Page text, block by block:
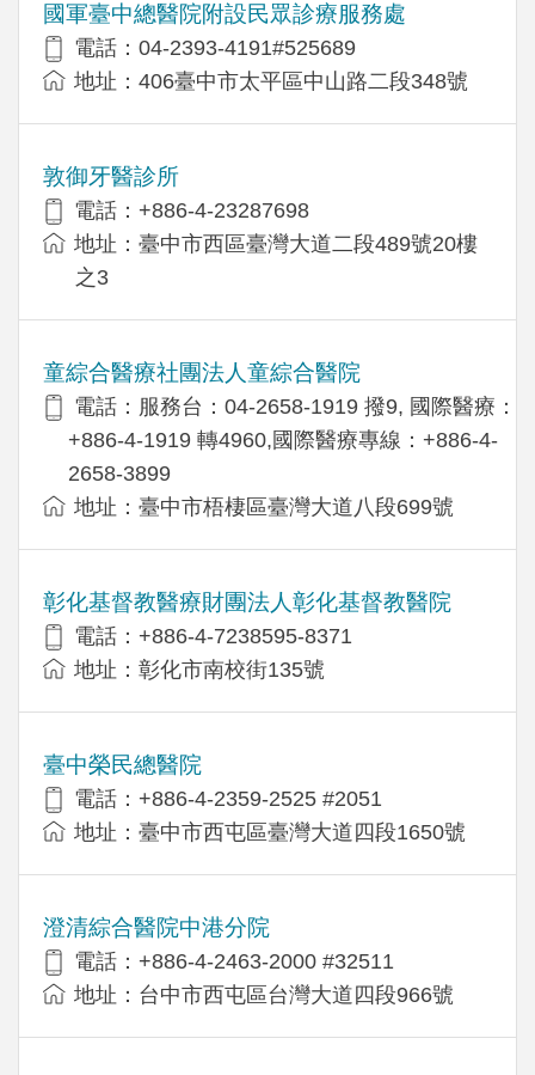
國軍臺中總醫院附設民眾診療服務處
電話：04-2393-4191#525689
地址：406臺中市太平區中山路二段348號
敦御牙醫診所
電話：+886-4-23287698
地址：臺中市西區臺灣大道二段489號20樓
之3
童綜合醫療社團法人童綜合醫院
電話：服務台：04-2658-1919 撥9, 國際醫療：
+886-4-1919 轉4960,國際醫療專線：+886-4-
2658-3899
地址：臺中市梧棲區臺灣大道八段699號
彰化基督教醫療財團法人彰化基督教醫院
電話：+886-4-7238595-8371
地址：彰化市南校街135號
臺中榮民總醫院
電話：+886-4-2359-2525 #2051
地址：臺中市西屯區臺灣大道四段1650號
澄清綜合醫院中港分院
電話：+886-4-2463-2000 #32511
地址：台中市西屯區台灣大道四段966號